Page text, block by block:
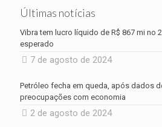
Últimas notícias
Vibra tem lucro líquido de R$ 867 mi no
esperado
7 de agosto de 2024
Petróleo fecha em queda, após dados
preocupações com economia
2 de agosto de 2024